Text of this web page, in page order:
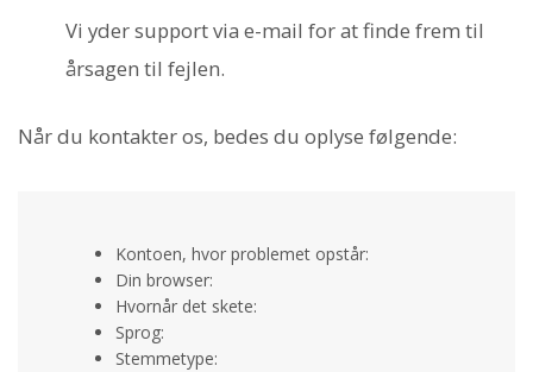
Vi yder support via e-mail for at finde frem til
årsagen til fejlen.
Når du kontakter os, bedes du oplyse følgende:
Kontoen, hvor problemet opstår:
Din browser:
Hvornår det skete:
Sprog:
Stemmetype: